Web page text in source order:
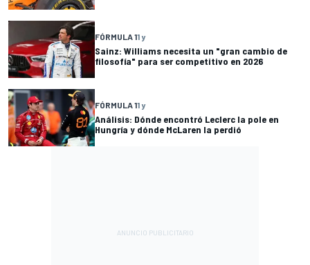
FÓRMULA 11 y
Sainz: Williams necesita un "gran cambio de
filosofía" para ser competitivo en 2026
FÓRMULA 11 y
Análisis: Dónde encontró Leclerc la pole en
Hungría y dónde McLaren la perdió